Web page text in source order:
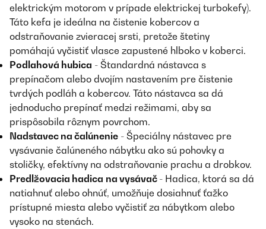
elektrickým motorom v prípade elektrickej turbokefy).
Táto kefa je ideálna na čistenie kobercov a
odstraňovanie zvieracej srsti, pretože štetiny
pomáhajú vyčistiť vlasce zapustené hlboko v koberci.
Podlahová hubica - Štandardná nástavca s
prepínačom alebo dvojím nastavením pre čistenie
tvrdých podláh a kobercov. Táto nástavca sa dá
jednoducho prepínať medzi režimami, aby sa
prispôsobila rôznym povrchom.
Nadstavec na čalúnenie - Špeciálny nástavec pre
vysávanie čalúneného nábytku ako sú pohovky a
stoličky, efektívny na odstraňovanie prachu a drobkov.
Predlžovacia hadica na vysávač - Hadica, ktorá sa dá
natiahnuť alebo ohnúť, umožňuje dosiahnuť ťažko
prístupné miesta alebo vyčistiť za nábytkom alebo
vysoko na stenách.